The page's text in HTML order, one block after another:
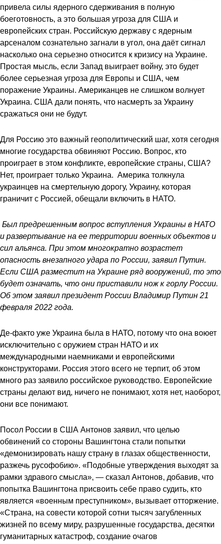
привела силы ядерного сдерживания в полную
боеготовность, а это большая угроза для США и
европейских стран. Российскую державу с ядерным
арсеналом сознательно загнали в угол, она даёт сигнал
насколько она серьезно относится к кризису на Украине.
Простая мысль, если Запад выиграет войну, это будет
более серьезная угроза для Европы и США, чем
поражение Украины. Американцев не слишком волнует
Украина. США дали понять, что насмерть за Украину
сражаться они не будут.
Для Россию это важный геополитический шаг, хотя сегодня
многие государства обвиняют Россию. Вопрос, кто
проиграет в этом конфликте, европейские страны, США?
Нет, проиграет только Украина. Америка толкнула
украинцев на смертельную дорогу, Украину, которая
граничит с Россией, обещали включить в НАТО.
Был предрешенным вопрос вступления Украины в НАТО
и развертывание на ее территории военных объектов и
сил альянса. При этом многократно возрастет
опасность внезапного удара по России, заявил Путин.
Если США разместит на Украине ряд вооружений, то это
будет означать, что они приставили нож к горлу России.
Об этом заявил президент России Владимир Путин 21
февраля 2022 года.
Де-факто уже Украина была в НАТО, потому что она воюет
исключительно с оружием стран НАТО и их
международными наемниками и европейскими
конструкторами. Россия этого всего не терпит, об этом
много раз заявило российское руководство. Европейские
страны делают вид, ничего не понимают, хотя нет, наоборот,
они все понимают.
Посол России в США Антонов заявил, что целью
обвинений со стороны Вашингтона стали попытки
«демонизировать нашу страну в глазах общественности,
разжечь русофобию». «Подобные утверждения выходят за
рамки здравого смысла», — сказал Антонов, добавив, что
попытка Вашингтона присвоить себе право судить, кто
является «военным преступником», вызывает отторжение.
«Страна, на совести которой сотни тысяч загубленных
жизней по всему миру, разрушенные государства, десятки
гуманитарных катастроф, создание очагов